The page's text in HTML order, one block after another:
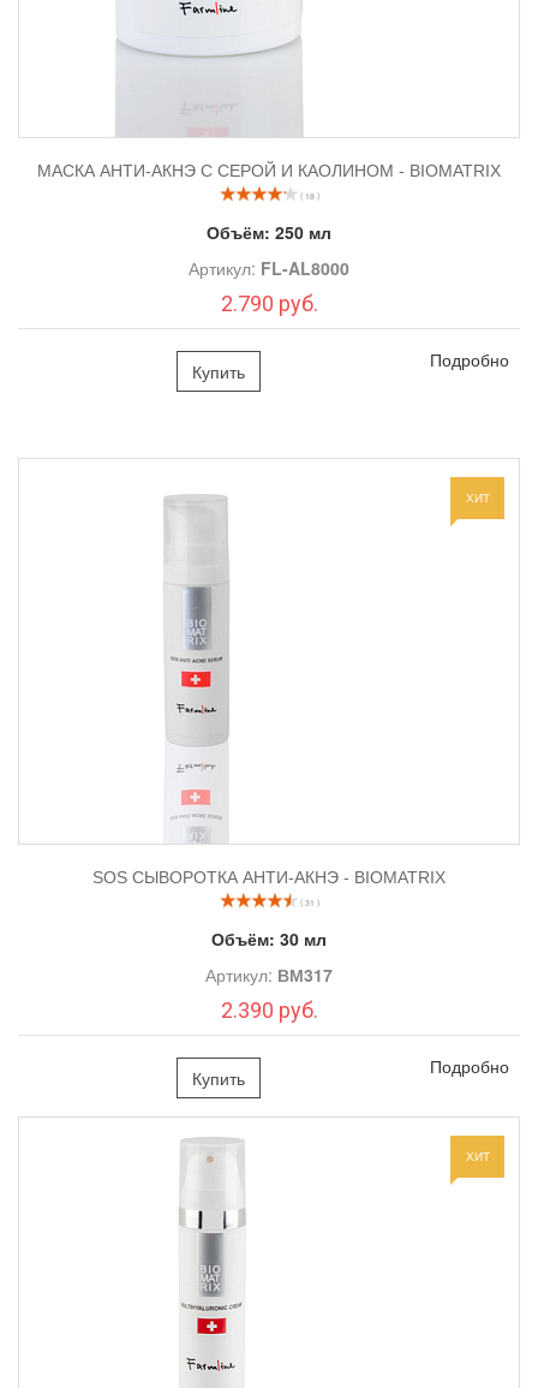
МАСКА АНТИ-АКНЭ С СЕРОЙ И КАОЛИНОМ - BIOMATRIX
( 18 )
Объём: 250 мл
Артикул: FL-AL8000
2.790 руб.
Купить Подробно
ХИТ
SOS СЫВОРОТКА АНТИ-АКНЭ - BIOMATRIX
( 31 )
Объём: 30 мл
Артикул: ВМ317
2.390 руб.
Купить Подробно
ХИТ